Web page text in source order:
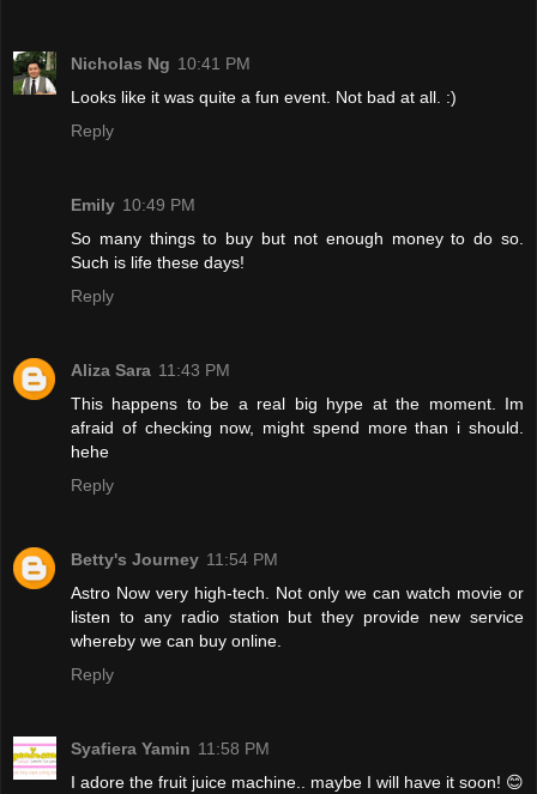
Nicholas Ng 10:41 PM
Looks like it was quite a fun event. Not bad at all. :)
Reply
Emily 10:49 PM
So many things to buy but not enough money to do so.
Such is life these days!
Reply
Aliza Sara 11:43 PM
This happens to be a real big hype at the moment. Im
afraid of checking now, might spend more than i should.
hehe
Reply
Betty's Journey 11:54 PM
Astro Now very high-tech. Not only we can watch movie or
listen to any radio station but they provide new service
whereby we can buy online.
Reply
Syafiera Yamin 11:58 PM
I adore the fruit juice machine.. maybe I will have it soon! 😊